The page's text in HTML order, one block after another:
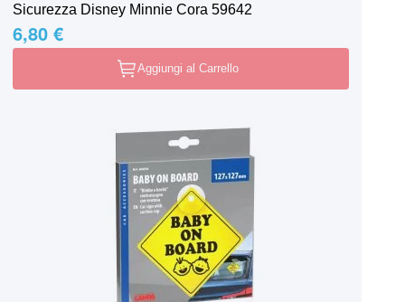
Sicurezza Disney Minnie Cora 59642
6,80 €
Aggiungi al Carrello